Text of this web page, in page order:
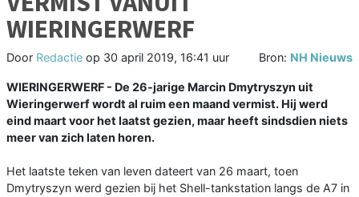
WIERINGERWERF
Door Redactie op 30 april 2019, 16:41 uur Bron: NH Nieuws
WIERINGERWERF - De 26-jarige Marcin Dmytryszyn uit
Wieringerwerf wordt al ruim een maand vermist. Hij werd
eind maart voor het laatst gezien, maar heeft sindsdien niets
meer van zich laten horen.
Het laatste teken van leven dateert van 26 maart, toen
Dmytryszyn werd gezien bij het Shell-tankstation langs de A7 in